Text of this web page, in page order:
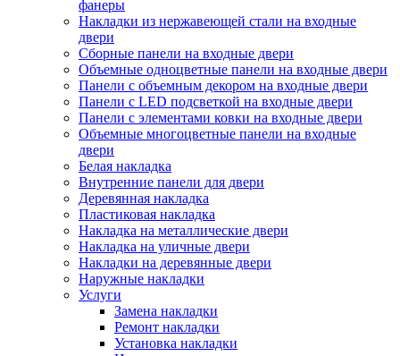
фанеры
Накладки из нержавеющей стали на входные
двери
Сборные панели на входные двери
Объемные одноцветные панели на входные двери
Панели с объемным декором на входные двери
Панели с LED подсветкой на входные двери
Панели с элементами ковки на входные двери
Объемные многоцветные панели на входные
двери
Белая накладка
Внутренние панели для двери
Деревянная накладка
Пластиковая накладка
Накладка на металлические двери
Накладка на уличные двери
Накладки на деревянные двери
Наружные накладки
Услуги
Замена накладки
Ремонт накладки
Установка накладки